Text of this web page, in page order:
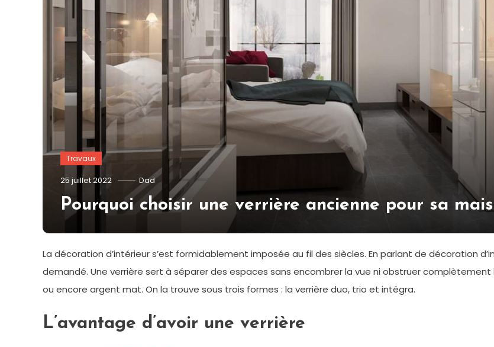
Travaux
25 juillet 2022 Dad
Pourquoi choisir une verrière ancienne pour sa
La décoration d’intérieur s’est formidablement imposée au fil des siècles. En parlant de décoration
demandé. Une verrière sert à séparer des espaces sans encombrer la vue ni obstruer
ou encore argent mat. On la trouve sous trois formes : la verrière duo, trio et intégra.
L’avantage d’avoir une verrière